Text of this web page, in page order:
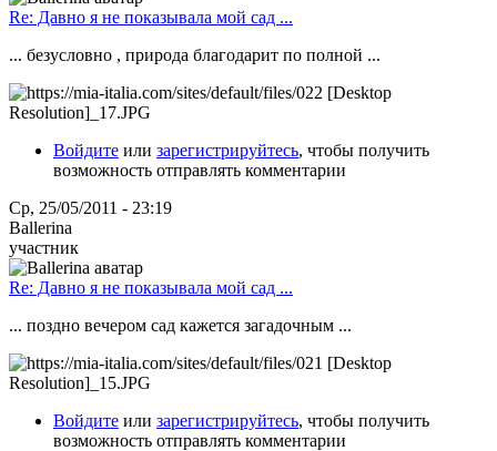
Re: Давно я не показывала мой сад ...
... безусловно , природа благодарит по полной ...
Войдите или зарегистрируйтесь, чтобы получить
возможность отправлять комментарии
Ср, 25/05/2011 - 23:19
Ballerina
участник
Re: Давно я не показывала мой сад ...
... поздно вечером сад кажется загадочным ...
Войдите или зарегистрируйтесь, чтобы получить
возможность отправлять комментарии